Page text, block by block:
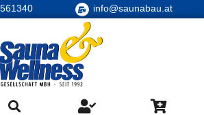
info@saunabau.at